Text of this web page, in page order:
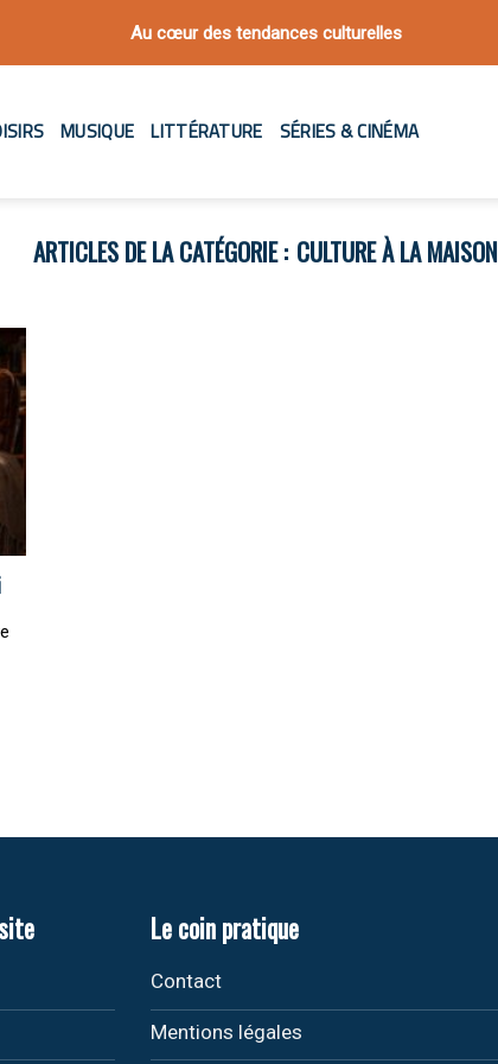
Au cœur des tendances culturelles
MUSIQUE LITTÉRATURE SÉRIES & CINÉMA
CULTURE À LA MAISON
Le coin pratique
Contact
Mentions légales